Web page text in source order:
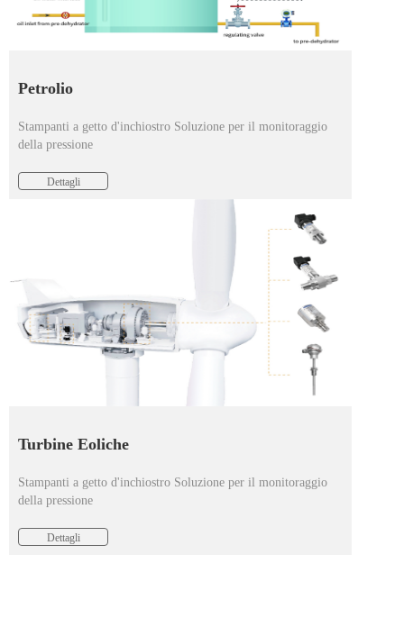
Petrolio
Stampanti a getto d'inchiostro Soluzione per il monitoraggio
della pressione
Dettagli
Turbine Eoliche
Stampanti a getto d'inchiostro Soluzione per il monitoraggio
della pressione
Dettagli